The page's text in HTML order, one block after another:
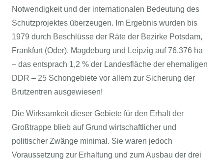
Notwendigkeit und der internationalen Bedeutung des
Schutzprojektes überzeugen. Im Ergebnis wurden bis
1979 durch Beschlüsse der Räte der Bezirke Potsdam,
Frankfurt (Oder), Magdeburg und Leipzig auf 76.376 ha
– das entsprach 1,2 % der Landesfläche der ehemaligen
DDR – 25 Schongebiete vor allem zur Sicherung der
Brutzentren ausgewiesen!
Die Wirksamkeit dieser Gebiete für den Erhalt der
Großtrappe blieb auf Grund wirtschaftlicher und
politischer Zwänge minimal. Sie waren jedoch
Voraussetzung zur Erhaltung und zum Ausbau der drei